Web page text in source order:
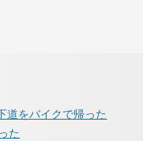
道をバイクで帰った
た